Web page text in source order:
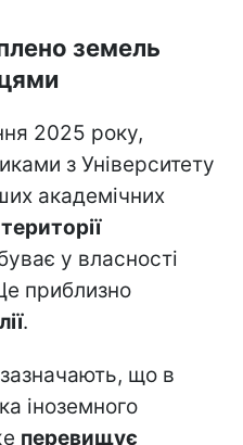
земель
2025 року,
з Університету
академічних
у власності
приблизно
.
що в
іноземного
перевищує